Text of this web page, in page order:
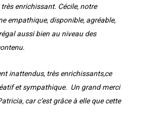
enrichissant. Cécile, notre
empathique, disponible, agréable,
aussi bien au niveau des
inattendus, très enrichissants,ce
et sympathique. Un grand merci
car c’est grâce à elle que cette